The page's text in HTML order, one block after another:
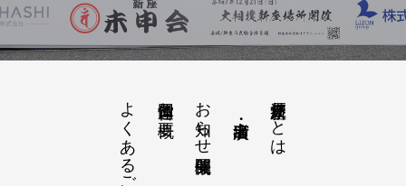
大江戸新座祭りとは
お知らせ開催概要
運営団体と概要
よくあるご質問